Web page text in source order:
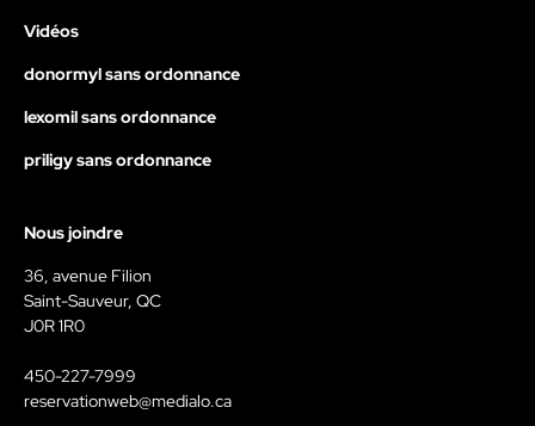
Vidéos
donormyl sans ordonnance
lexomil sans ordonnance
priligy sans ordonnance
Nous joindre
36, avenue Filion
Saint-Sauveur, QC
J0R 1R0
450-227-7999
reservationweb@medialo.ca